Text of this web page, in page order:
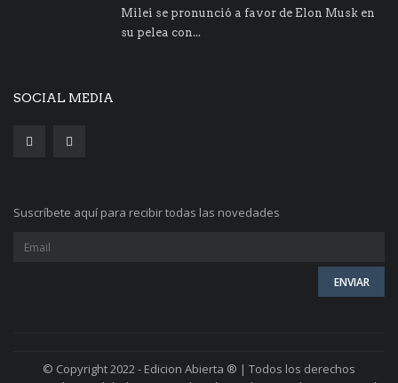
Milei se pronunció a favor de Elon Musk en
su pelea con...
SOCIAL MEDIA
Suscríbete aquí para recibir todas las novedades
© Copyright 2022 - Edicion Abierta ® | Todos los derechos